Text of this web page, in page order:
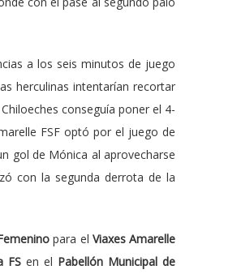
a los seis minutos de juego
herculinas intentarían recortar
conseguía poner el 4-
FSF optó por el juego de
gol de Mónica al aprovecharse
con la segunda derrota de la
para el Viaxes Amarelle
FS en el Pabellón Municipal de